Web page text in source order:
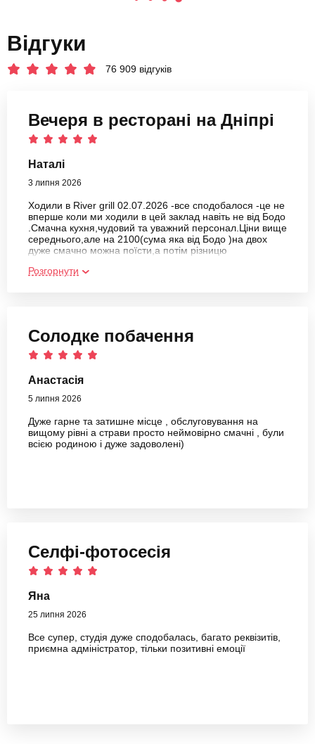
Відгуки
76 909 відгуків
Вечеря в ресторані на Дніпрі
Наталі
3 липня 2026
Ходили в River grill 02.07.2026 -все сподобалося -це не
вперше коли ми ходили в цей заклад навіть не від Бодо
.Смачна кухня,чудовий та уважний персонал.Ціни вище
середнього,але на 2100(сума яка від Бодо )на двох
дуже смачно можна поїсти,а потім різницю
влітку ,коли працює тераса з видом на водичку).
Розгорнути
Солодке побачення
Анастасія
5 липня 2026
Дуже гарне та затишне місце , обслуговування на
вищому рівні а страви просто неймовірно смачні , були
всією родиною і дуже задоволені)
Селфі-фотосесія
Яна
25 липня 2026
Все супер, студія дуже сподобалась, багато реквізитів,
приємна адміністратор, тільки позитивні емоції